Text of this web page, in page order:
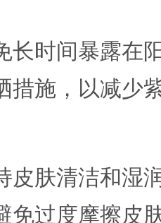
长时间暴露在
措施，以减少
皮肤清洁和湿
免过度摩擦皮